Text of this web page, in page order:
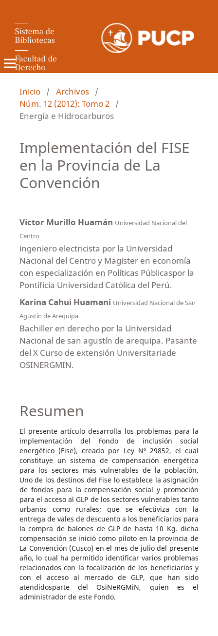
Revista de Derecho Administrativo
Inicio / Archivos /
Núm. 12 (2012): Tomo 2 /
Energía e Hidrocarburos
Implementación del FISE
en la Provincia de La
Convención
Víctor Murillo Huamán Universidad Nacional del
Centro
ingeniero electricista por la Universidad
Nacional del Centro y Magister en economía
con especialización en Políticas Públicaspor la
Pontificia Universidad Católica del Perú.
Karina Cahui Huamani Universidad Nacional de San
Agustín de Arequipa
Bachiller en derecho por la Universidad
Nacional de san agustín de arequipa. Pasante
del X Curso de extensión Universitariade
OSINERGMIN.
Resumen
El presente artículo desarrolla los problemas para la
implementación del Fondo de inclusión social
energético (Fise), creado por Ley Nº 29852, el cual
constituye un sistema de compensación energética
para los sectores más vulnerables de la población.
Uno de los destinos del Fise lo establece la asignación
de fondos para la compensación social y promoción
para el acceso al GLP de los sectores vulnerables tanto
urbanos como rurales; que se efectiviza con la
entrega de vales de descuento a los beneficiarios para
la compra de balones de GLP de hasta 10 Kg. dicha
compensación se inició como piloto en la provincia de
La Convención (Cusco) en el mes de julio del presente
año, lo cual ha permitido identificar varios problemas
relacionados con la focalización de los beneficiarios y
con el acceso al mercado de GLP, que han sido
atendidosparte del OsiNeRGMiN, quien es el
administrador de este Fondo.